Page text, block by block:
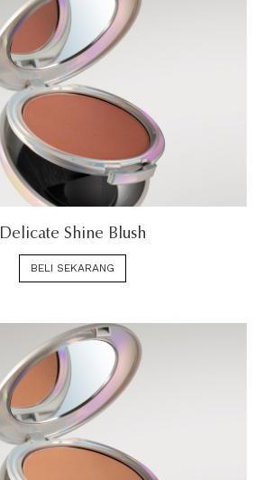
Delicate Shine Blush
BELI SEKARANG